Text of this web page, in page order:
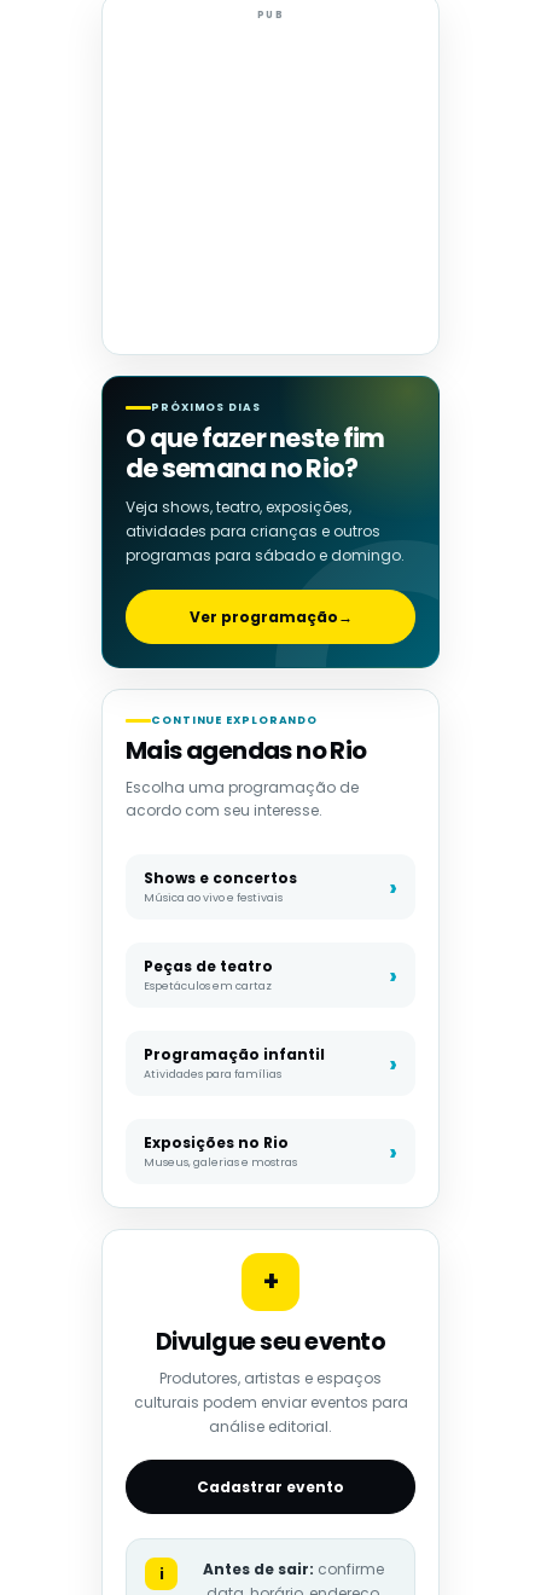
PUB
PRÓXIMOS DIAS
O que fazer neste fim
de semana no Rio?
Veja shows, teatro, exposições,
atividades para crianças e outros
programas para sábado e domingo.
Ver programação→
CONTINUE EXPLORANDO
Mais agendas no Rio
Escolha uma programação de
acordo com seu interesse.
Shows e concertos
Música ao vivo e festivais
Peças de teatro
Espetáculos em cartaz
Programação infantil
Atividades para famílias
Exposições no Rio
Museus, galerias e mostras
+
Divulgue seu evento
Produtores, artistas e espaços
culturais podem enviar eventos para
análise editorial.
Cadastrar evento
i Antes de sair: confirme